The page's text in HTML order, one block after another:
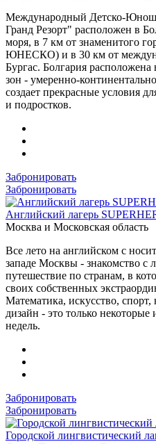
Международный Детско-
Гранд Резорт" расположен в
моря, в 7 км от знаменитого
ЮНЕСКО) и в 30 км от
Бургас. Болгария
зон - умеренно-
создает прекрасные условия
и подростков.
Забронировать
Забронировать
Английский лагерь
Москва и Московская область
Все лето на английском с
западе Москвы - знакомство
путешествие по странам, в
своих собственных
Математика, искусство,
дизайн - это только
недель.
Забронировать
Забронировать
Городской лингвистический